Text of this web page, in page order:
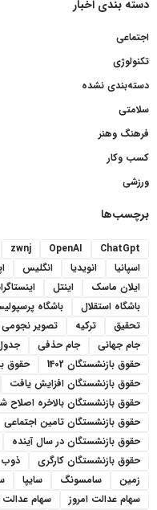
دسته بندی اخبار
اجتماعی
تکنولوژی
دسته‌بندی نشده
سلامتی
فرهنگ وهنر
کسب وکار
ورزشی
برچسب‌ها
ChatGpt
OpenAI
zwnj
اسپانیا
انویدیا انگلیس
ایلان ماسک
اینتل
باشگاه استقلال
باشگاه
تحقیق
ترکیه تصویر نجومی
جام جهانی
جام حذفی
حقوق بازنشستگان 1402
حقوق
حقوق بازنشستگان افزایش یافت
حقوق بازنشستگان بالاخره اصلاح
حقوق بازنشستگان تامین اجتماعی
حقوق بازنشستگان در سال آینده
حقوق بازنشستگان کارگری
زمین
سامسونگ سایپا
سهام عدالت امروز
سهام